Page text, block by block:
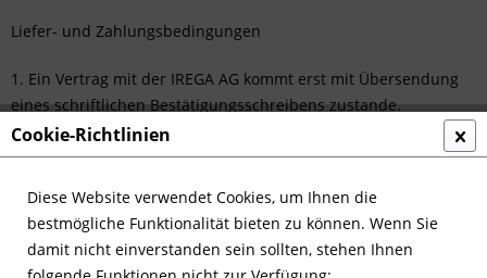
Liefer- und Zahlungsbedingungen
1. Ein Vertrag mit der IREGA AG kommt erst mit Übersendung
eines schriftlichen Bestätigungsschreibens zustande.
2. Technische Änderungen bis zum Zeitpunkt der Lieferung
Vertragsabschluss vorgesehenen Einsatz nicht beeinträchtigen.
3. Die Preise verstehen sich inkl. MWST. Paketversand 7,90
Cookie-Richtlinien
Diese Website verwendet Cookies, um Ihnen die
bestmögliche Funktionalität bieten zu können. Wenn Sie
damit nicht einverstanden sein sollten, stehen Ihnen